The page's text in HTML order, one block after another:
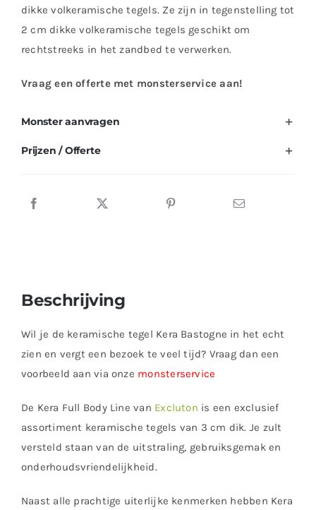
dikke volkeramische tegels. Ze zijn in tegenstelling tot
2 cm dikke volkeramische tegels geschikt om
rechtstreeks in het zandbed te verwerken.
Vraag een offerte met monsterservice aan!
Monster aanvragen
Prijzen / Offerte
Beschrijving
Wil je de keramische tegel Kera Bastogne in het echt
zien en vergt een bezoek te veel tijd? Vraag dan een
voorbeeld aan via onze monsterservice
De Kera Full Body Line van Excluton is een exclusief
assortiment keramische tegels van 3 cm dik. Je zult
versteld staan van de uitstraling, gebruiksgemak en
onderhoudsvriendelijkheid.
Naast alle prachtige uiterlijke kenmerken hebben Kera